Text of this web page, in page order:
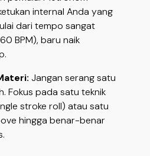
internal Anda yang
dari tempo sangat
BPM), baru naik
Jangan serang satu
Fokus pada satu teknik
stroke roll) atau satu
hingga benar-benar